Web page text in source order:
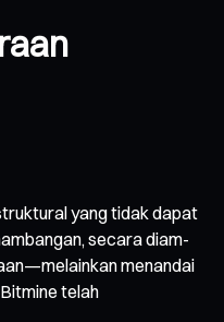
yang tidak dapat
secara diam-
menandai
telah